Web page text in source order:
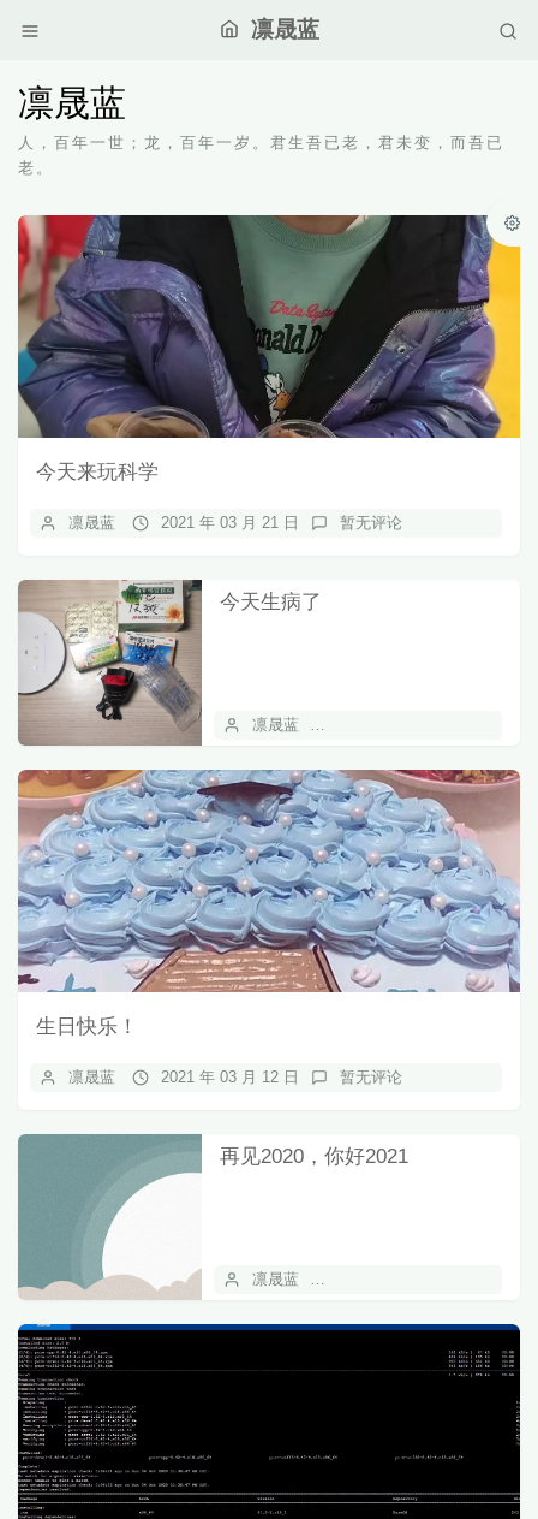
凛晟蓝
凛晟蓝
人，百年一世；龙，百年一岁。君生吾已老，君未变，而吾已
老。
今天来玩科学
凛晟蓝 2021 年 03 月 21 日 暂无评论
今天生病了
凛晟蓝
生日快乐！
凛晟蓝 2021 年 03 月 12 日 暂无评论
再见2020，你好2021
凛晟蓝